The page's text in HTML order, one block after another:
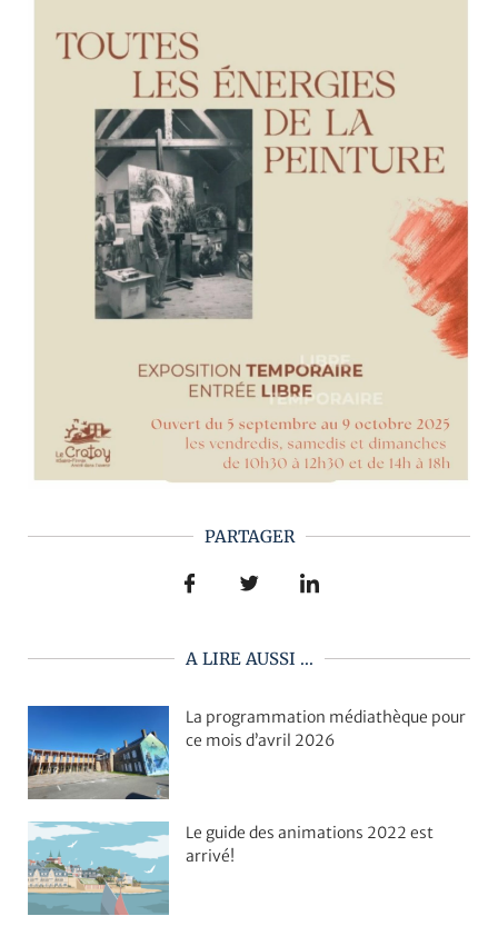
PARTAGER
A LIRE AUSSI ...
La programmation médiathèque pour
ce mois d’avril 2026
Le guide des animations 2022 est
arrivé!